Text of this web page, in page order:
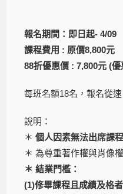
報名期間：即日起- 4/09
課程費用 : 原價8,800元
88折優惠價 : 7,800元 (
每班名額18名，報名從
說明：
＊ 個人因素無法出席課
＊ 為尊重著作權與肖像
＊ 結業門檻：
(1)修畢課程且成績及格者